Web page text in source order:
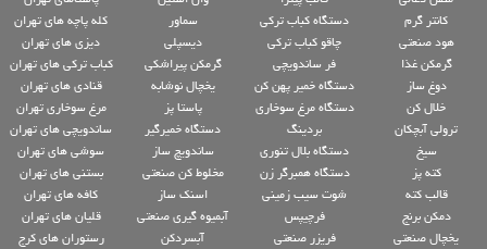
کانتر گرم
هود صنعتی
گرمکن غذا
دوغ ساز
خلال کن
ترولی آبچکان
سیخ
کته پز
قالب کته
دمکن برنج
یخچال صنعتی
دستگاه کباب ترکی
چاقو کباب ترکی
فر ساندویچی
دستگاه خمیر پهن کن
دستگاه مرغ سوخاری
بردینگ
دستگاه بلال تنوری
دستگاه همبرگر زن
شوت سیب زمینی
فرچیپس
فریزر صنعتی
سماور
دیسپلی
گرمکن پیراشکی
یخچال نوشابه
پاستا پز
دستگاه خمیرگیر
ساندویچ ساز
مخلوط کن صنعتی
اسنک ساز
آبمیوه گیری صنعتی
آبسردکن
کله پاچه های تهران
دیزی های تهران
کباب ترکی های تهران
قنادی های تهران
مرغ سوخاری تهران
ساندویچی های تهران
سوشی های تهران
بستنی های تهران
کافه های تهران
قلیان های تهران
رستوران های کرج